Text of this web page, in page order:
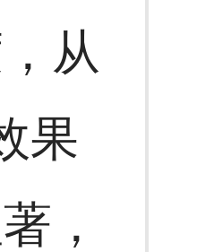
从
果
，